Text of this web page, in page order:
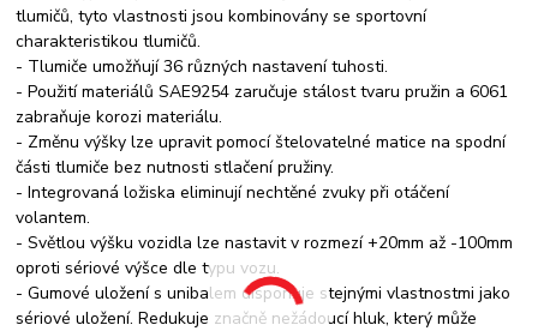
tlumičů, tyto vlastnosti jsou kombinovány se sportovní
charakteristikou tlumičů.
- Tlumiče umožňují 36 různých nastavení tuhosti.
- Použití materiálů SAE9254 zaručuje stálost tvaru pružin a 6061
zabraňuje korozi materiálu.
- Změnu výšky lze upravit pomocí štelovatelné matice na spodní
části tlumiče bez nutnosti stlačení pružiny.
- Integrovaná ložiska eliminují nechtěné zvuky při otáčení
volantem.
- Světlou výšku vozidla lze nastavit v rozmezí +20mm až -100mm
oproti sériové výšce dle typu vozu.
- Gumové uložení s unibalem disponuje stejnými vlastnostmi jako
sériové uložení. Redukuje značně nežádoucí hluk, který může